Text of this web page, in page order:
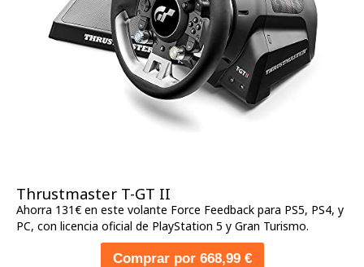
Thrustmaster T-GT II
Ahorra 131€ en este volante Force Feedback para PS5, PS4, y
PC, con licencia oficial de PlayStation 5 y Gran Turismo.
Comprar por 668,99 €